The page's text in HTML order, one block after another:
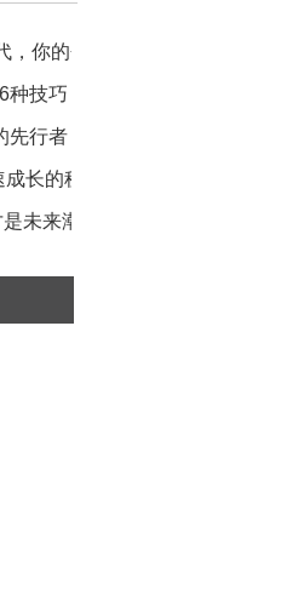
你的个人品牌营销策略如何做？
种技巧
先行者
长的秘籍：在地化！抓住消费者
未来潮流